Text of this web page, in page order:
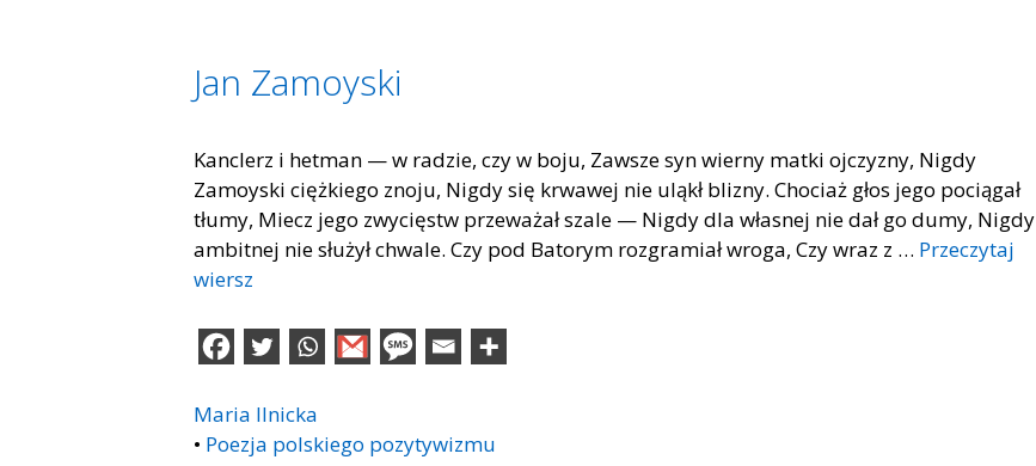
Jan Zamoyski
Kanclerz i hetman — w radzie, czy w boju, Zawsze syn wierny matki ojczyzny, Nigdy
Zamoyski ciężkiego znoju, Nigdy się krwawej nie uląkł blizny. Chociaż głos jego pociągał
tłumy, Miecz jego zwycięstw przeważał szale — Nigdy dla własnej nie dał go dumy, Nigdy
ambitnej nie służył chwale. Czy pod Batorym rozgramiał wroga, Czy wraz z … Przeczytaj
wiersz
Maria Ilnicka
• Poezja polskiego pozytywizmu